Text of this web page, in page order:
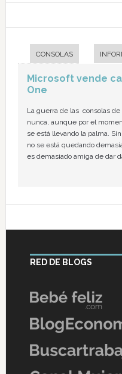
CONSOLAS
Microsoft vende
One
La guerra de las consolas
nunca, aunque por el
se está llevando la palma.
no se está quedando
es demasiado amiga de dar
RED DE BLOGS